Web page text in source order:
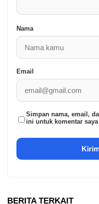
Nama
Email
Simpan nama, email,
ini untuk komentar
BERITA TERKAIT